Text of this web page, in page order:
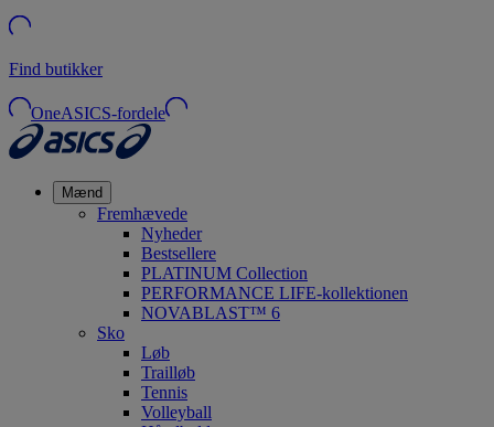
Find butikker
OneASICS-fordele
Mænd
Fremhævede
Nyheder
Bestsellere
PLATINUM Collection
PERFORMANCE LIFE-kollektionen
NOVABLAST™ 6
Sko
Løb
Trailløb
Tennis
Volleyball